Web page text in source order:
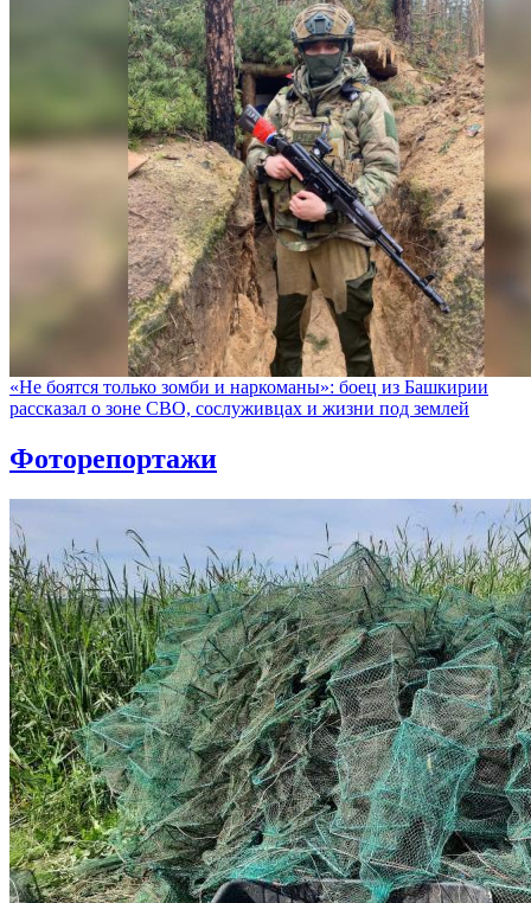
«Не боятся только зомби и наркоманы»: боец из Башкирии
рассказал о зоне СВО, сослуживцах и жизни под землей
Фоторепортажи